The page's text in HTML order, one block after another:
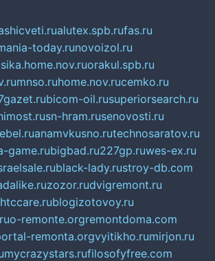
alutex.spb.rufas.ru
today.runovoizol.ru
orakul.spb.ru
mnso.ruhome.nov.rucemko.ru
bicom-oil.rusuperiorsearch.ru
sn-hram.rusenovosti.ru
anamvkusno.rutechnosaratov.ru
game.rubigbad.ru227gp.ruwes-ex.ru
black-lady.rustroy-db.com
zozor.rudvigremont.ru
htccare.rublogizotovoy.ru
o-remonte.orgremontdoma.com
remonta.orgvyitikho.rumirjon.ru
mycrazystars.rufilosofyfree.com